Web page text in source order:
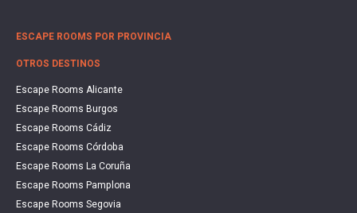
ESCAPE ROOMS POR PROVINCIA
OTROS DESTINOS
Escape Rooms Alicante
Escape Rooms Burgos
Escape Rooms Cádiz
Escape Rooms Córdoba
Escape Rooms La Coruña
Escape Rooms Pamplona
Escape Rooms Segovia